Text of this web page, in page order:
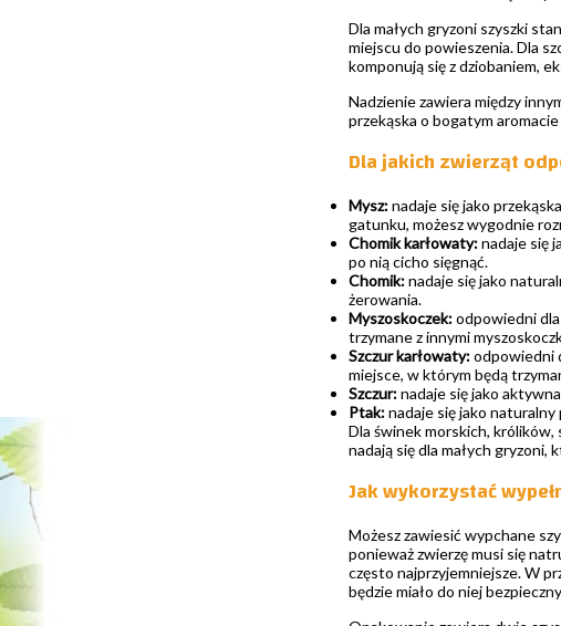
Dla małych gryzoni szyszki
miejscu do powieszenia. Dla
komponują się z dziobaniem,
Nadzienie zawiera między
przekąska o bogatym
Dla jakich zwierząt
Mysz:nadaje się jako
gatunku, możesz wygodnie
Chomik karłowaty:nadaje się
po nią cicho sięgnąć.
Chomik:nadaje się jako
żerowania.
Myszoskoczek:odpowiedni
trzymane z innymi
Szczur karłowaty:odpowiedni
miejsce, w którym będą
Szczur:nadaje się jako
Ptak:nadaje się jako
Dla świnek morskich,
nadają się dla małych gryzoni,
Jak wykorzystać
Możesz zawiesić wypchane
ponieważ zwierzę musi się
często najprzyjemniejsze. W
będzie miało do niej